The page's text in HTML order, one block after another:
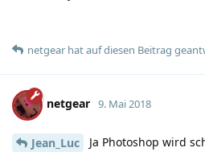
netgear hatauf diesen Beitrag
netgear 9. Mai 2018
Jean_Luc
Ja Photoshop wird